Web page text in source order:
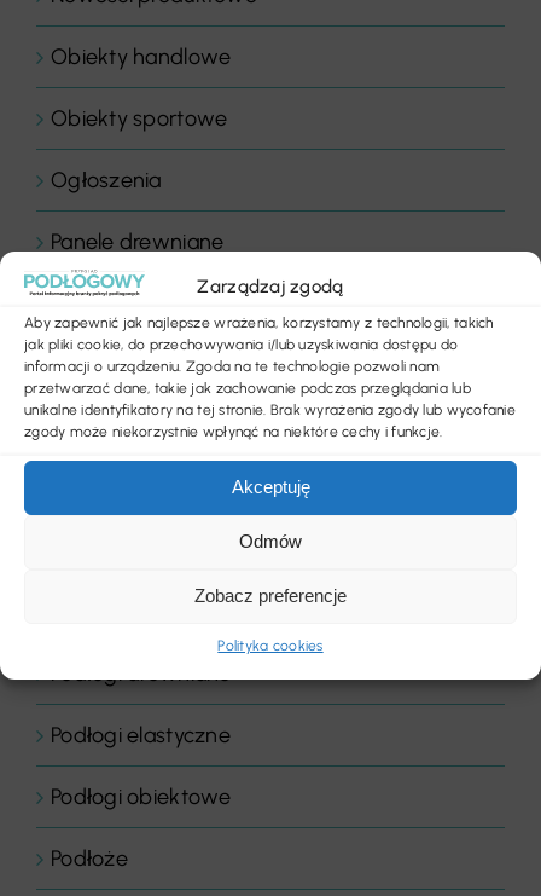
Zarządzaj zgodą
Aby zapewnić jak najlepsze wrażenia, korzystamy z technologii, takich
jak pliki cookie, do przechowywania i/lub uzyskiwania dostępu do
informacji o urządzeniu. Zgoda na te technologie pozwoli nam
przetwarzać dane, takie jak zachowanie podczas przeglądania lub
unikalne identyfikatory na tej stronie. Brak wyrażenia zgody lub wycofanie
zgody może niekorzystnie wpłynąć na niektóre cechy i funkcje.
Akceptuję
Odmów
Zobacz preferencje
Polityka cookies
Obiekty handlowe
Obiekty sportowe
Ogłoszenia
Panele drewniane
Parkiety
Placówki edukacyjne
Płytki dywanowe
Podłogi drewniane
Podłogi elastyczne
Podłogi obiektowe
Podłoże